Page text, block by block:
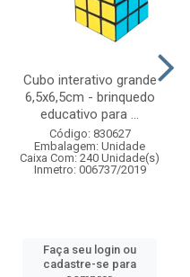
Cubo interativo grande
6,5x6,5cm - brinquedo
educativo para ...
Código: 830627
Embalagem: Unidade
Caixa Com: 240 Unidade(s)
Inmetro: 006737/2019
Faça seu login ou
cadastre-se para